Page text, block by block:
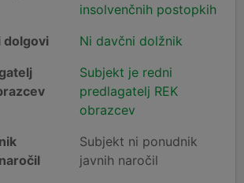
insolvenčnih postopkih
dolgovi
Ni davčni dolžnik
Subjekt je redni
predlagatelj REK
obrazcev
Subjekt ni ponudnik
javnih naročil